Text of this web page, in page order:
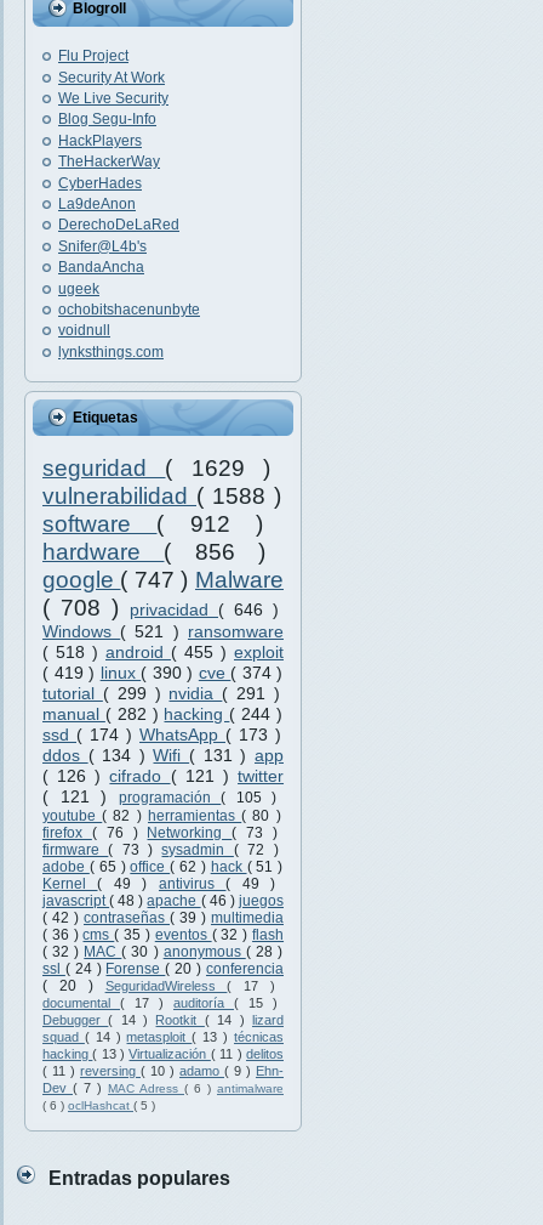
Blogroll
Flu Project
Security At Work
We Live Security
Blog Segu-Info
HackPlayers
TheHackerWay
CyberHades
La9deAnon
DerechoDeLaRed
Snifer@L4b's
BandaAncha
ugeek
ochobitshacenunbyte
voidnull
lynksthings.com
Etiquetas
seguridad ( 1629 )
vulnerabilidad ( 1588 )
software ( 912 )
hardware ( 856 )
google ( 747 ) Malware
( 708 )
privacidad ( 646 )
Windows ( 521 ) ransomware
( 518 ) android ( 455 ) exploit
( 419 ) linux ( 390 ) cve ( 374 )
tutorial ( 299 ) nvidia ( 291 )
manual ( 282 ) hacking ( 244 )
ssd ( 174 ) WhatsApp ( 173 )
ddos ( 134 )Wifi ( 131 ) app
( 126 )cifrado ( 121 )twitter
( 121 ) programación( 105 )
youtube( 82 ) herramientas( 80 )
firefox ( 76 ) Networking( 73 )
firmware( 73 )sysadmin ( 72 )
adobe ( 65 )office( 62 ) hack ( 51 )
Kernel( 49 ) antivirus( 49 )
javascript( 48 )apache ( 46 ) juegos
( 42 ) contraseñas ( 39 ) multimedia
( 36 )cms( 35 ) eventos ( 32 )flash
( 32 ) MAC( 30 ) anonymous ( 28 )
ssl ( 24 ) Forense( 20 ) conferencia
( 20 )
SeguridadWireless( 17 )
documental ( 17 ) auditoría ( 15 )
Debugger( 14 ) Rootkit ( 14 ) lizard
squad ( 14 )metasploit( 13 ) técnicas
hacking( 13 )Virtualización ( 11 ) delitos
( 11 ) reversing ( 10 ) adamo ( 9 ) Ehn-
Dev ( 7 ) MAC Adress ( 6 ) antimalware
( 6 ) oclHashcat ( 5 )
Entradas populares